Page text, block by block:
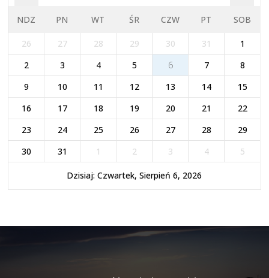
NDZ PN WT ŚR CZW PT SOB
26 27 28 29 30 31
1
2
3 4 5 6 7
8
9
10 11 12 13 14
15
16
17 18 19 20 21
22
23
24 25 26 27 28
29
30
31 1 2 3 4 5
Dzisiaj: Czwartek, Sierpień 6, 2026